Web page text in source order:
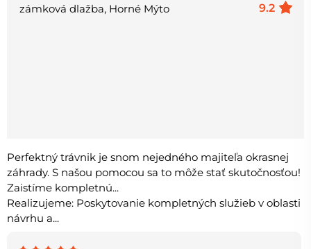
9.2
zámková dlažba, Horné Mýto
Perfektný trávnik je snom nejedného majiteľa okrasnej
záhrady. S našou pomocou sa to môže stať skutočnosťou!
Zaistíme kompletnú...
Realizujeme: Poskytovanie kompletných služieb v oblasti
návrhu a...